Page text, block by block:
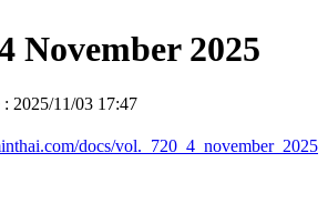
November 2025
2025/11/03 17:47
docs/vol._720_4_november_2025